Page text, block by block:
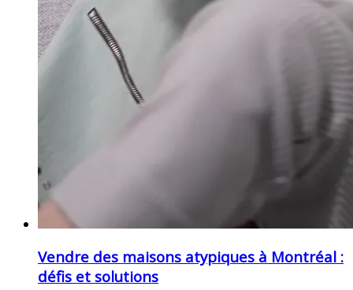
Vendre des maisons atypiques à Montréal :
défis et solutions